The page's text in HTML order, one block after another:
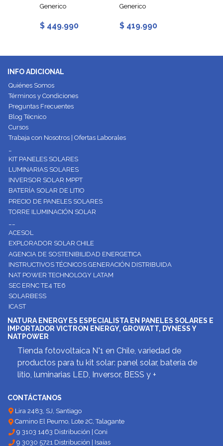
Generico
$ 449.990
Generico
$ 419.990
INFO ADICIONAL
Quiénes Somos
Términos y Condiciones
Preguntas Frecuentes
Blog Técnico
Cursos
Trabaja con Nosotros | Ofertas Laborales
KIT PANELES SOLARES
LUMINARIAS SOLARES
INVERSOR SOLAR MPPT
BATERÍA SOLAR DE LITIO
PRECIO DE PANELES SOLARES
TORRE ILUMINACIÓN SOLAR
ACESOL
EXPLORADOR SOLAR CHILE
AGENCIA DE SOSTENIBILIDAD ENERGETICA
INSTRUCTIVOS TÉCNICOS GENERACIÓN DISTRIBUIDA
NAT POWER TECHNOLOGY LATAM
SEC ERNC TE4 TE6
SOLARBESS
ICAST
NATURA ENERGY ES ESPECIALISTA EN PANELES SOLARES E
IMPORTADOR VICTRON ENERGY, GROWATT, DYNESS Y
NATPOWER
Tienda fotovoltaica N°1 en Chile, variedad de
productos para tu kit solar: panel solar, batería de
litio, luminarias LED, Inversor, BESS y +
CONTÁCTANOS
Lira 2483, SJ, Santiago
Camino El Peumo, Lote 2C, Talagante
9 3103 1463 Distribución | Coni
9 3030 5721 Distribución | Isaías